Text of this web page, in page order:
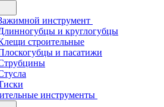
инструмент
и круглогубцы
строительные
и пасатижи
инструменты